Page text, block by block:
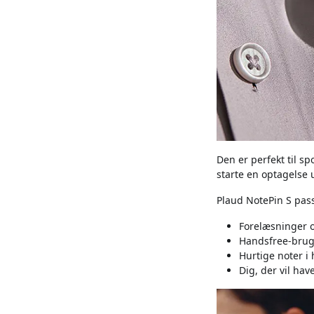
Den er perfekt til
starte en optagelse
Plaud NotePin S
Forelæsninger
Handsfree-
Hurtige noter i
Dig, der vil